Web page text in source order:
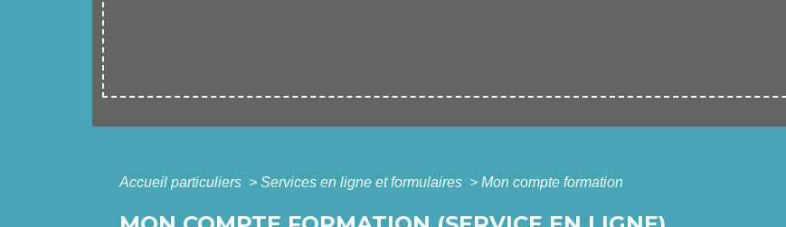
Accueil particuliers > Services en ligne et formulaires > Mon compte formation